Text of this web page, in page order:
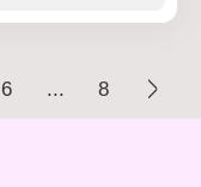
6 ... 8